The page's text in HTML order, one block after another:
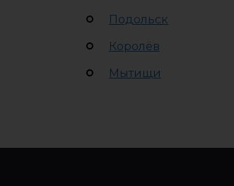
Подольск
Королёв
Мытищи